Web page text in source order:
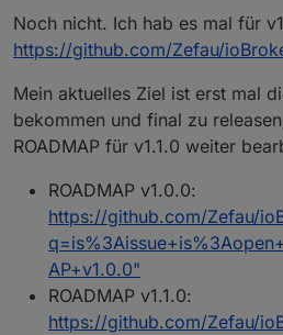
Noch nicht. Ich hab es mal für
https://github.com/Zefau/
Mein aktuelles Ziel ist erst mal
bekommen und final zu
ROADMAP für v1.1.0 weiter
ROADMAP v1.0.0:
https://github.com/Zefau/
AP+v1.0.0"
ROADMAP v1.1.0:
https://github.com/Zefau/